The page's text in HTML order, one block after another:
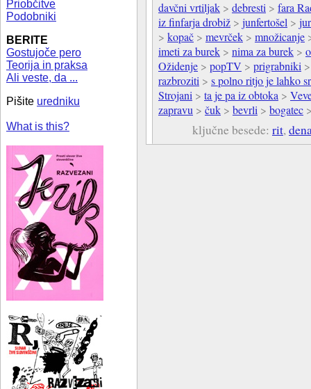
Priobčitve
Podobniki
BERITE
Gostujoče pero
Teorija in praksa
Ali veste, da ...
Pišite uredniku
What is this?
davčni vrtiljak > debresti > fara
iz finfarja drobiž > junfertošel > jur
> kopač > mevrček > množicanje
imeti za burek > nima za burek >
Ožidenje > popTV > prigrabniki
razbroziti > s polno ritjo je lahko
Strojani > ta je pa iz obtoka >
zapravu > čuk > bevrli > bogatec
ključne besede: rit,